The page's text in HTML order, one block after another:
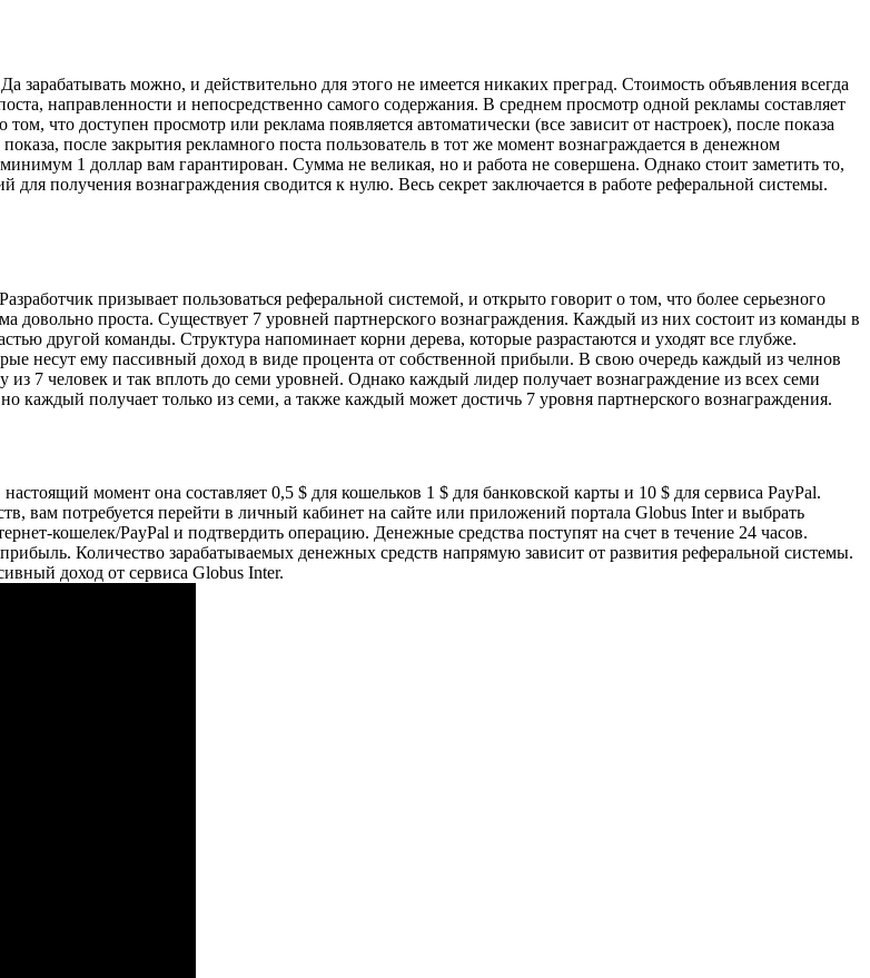
зарабатывать можно, и действительно для этого не имеется никаких преград. Стоимость объявления всегда
направленности и непосредственно самого содержания. В среднем просмотр одной рекламы составляет
что доступен просмотр или реклама появляется автоматически (все зависит от настроек), после показа
после закрытия рекламного поста пользователь в тот же момент вознаграждается в денежном
1 доллар вам гарантирован. Сумма не великая, но и работа не совершена. Однако стоит заметить то,
для получения вознаграждения сводится к нулю. Весь секрет заключается в работе реферальной системы.
призывает пользоваться реферальной системой, и открыто говорит о том, что более серьезного
довольно проста. Существует 7 уровней партнерского вознаграждения. Каждый из них состоит из команды в
другой команды. Структура напоминает корни дерева, которые разрастаются и уходят все глубже.
несут ему пассивный доход в виде процента от собственной прибыли. В свою очередь каждый из челнов
7 человек и так вплоть до семи уровней. Однако каждый лидер получает вознаграждение из всех семи
каждый получает только из семи, а также каждый может достичь 7 уровня партнерского вознаграждения.
момент она составляет 0,5 $ для кошельков 1 $ для банковской карты и 10 $ для сервиса PayPal.
вам потребуется перейти в личный кабинет на сайте или приложений портала Globus Inter и выбрать
кошелек/PayPal и подтвердить операцию. Денежные средства поступят на счет в течение 24 часов.
Количество зарабатываемых денежных средств напрямую зависит от развития реферальной системы.
доход от сервиса Globus Inter.